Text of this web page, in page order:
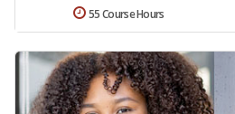
55 Course Hours